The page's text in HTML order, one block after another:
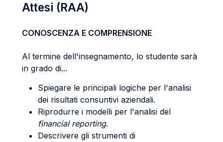
Attesi (RAA)
CONOSCENZA E COMPRENSIONE
Al termine dell'insegnamento, lo studente sarà
in grado di...
Spiegare le principali logiche per l'analisi
dei risultati consuntivi aziendali.
Riprodurre i modelli per l'analisi del
financial reporting.
Descrivere gli strumenti di